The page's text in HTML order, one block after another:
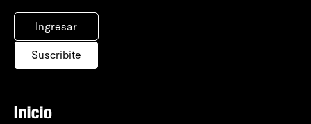
Ingresar
Suscribite
Inicio